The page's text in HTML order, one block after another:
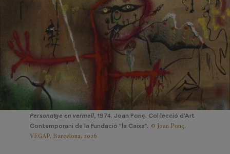
Personatge en vermell, 1974. Joan Ponç. Col·lecció d’Art
Contemporani de la Fundació ”la Caixa”. © Joan Ponç,
VEGAP, Barcelona, 2026